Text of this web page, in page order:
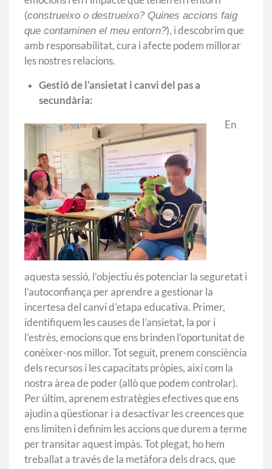
(construeixo o destrueixo? Quines accions faig
que contaminen el meu entorn?), i descobrim que
amb responsabilitat, cura i afecte podem millorar
les nostres relacions.
Gestió de l’ansietat i canvi del pas a
secundària:
En
aquesta sessió, l’objectiu és potenciar la seguretat i
l’autoconfiança per aprendre a gestionar la
incertesa del canvi d’etapa educativa. Primer,
identifiquem les causes de l’ansietat, la por i
l’estrès, emocions que ens brinden l’oportunitat de
conèixer-nos millor. Tot seguit, prenem consciència
dels recursos i les capacitats pròpies, així com la
nostra àrea de poder (allò que podem controlar).
Per últim, aprenem estratègies efectives que ens
ajudin a qüestionar i a desactivar les creences que
ens limiten i definim les accions que durem a terme
per transitar aquest impàs. Tot plegat, ho hem
treballat a través de la metàfora dels dracs, que